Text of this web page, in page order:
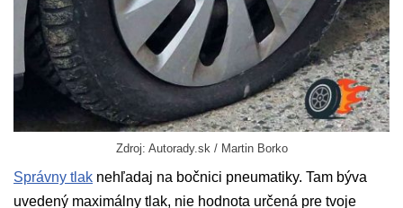
Zdroj: Autorady.sk / Martin Borko
Správny tlak nehľadaj na bočnici pneumatiky. Tam býva
uvedený maximálny tlak, nie hodnota určená pre tvoje